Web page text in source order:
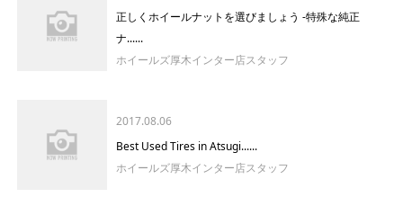
正しくホイールナットを選びましょう -特殊な純正
ナ......
ホイールズ厚木インター店スタッフ
2017.08.06
Best Used Tires in Atsugi......
ホイールズ厚木インター店スタッフ